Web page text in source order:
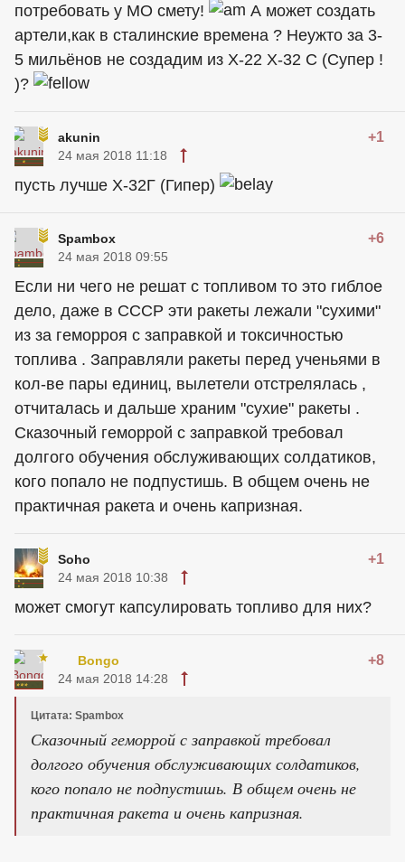
потребовать у МО смету!
А может создать
артели,как в сталинские времена ? Неужто за 3-
5 мильёнов не создадим из Х-22 Х-32 С (Супер !
)?
akunin +1
24 мая 2018 11:18
пусть лучше Х-32Г (Гипер)
Spambox +6
24 мая 2018 09:55
Если ни чего не решат с топливом то это гиблое
дело, даже в СССР эти ракеты лежали "сухими"
из за геморроя с заправкой и токсичностью
топлива . Заправляли ракеты перед ученьями в
кол-ве пары единиц, вылетели отстрелялась ,
отчиталась и дальше храним "сухие" ракеты .
Сказочный геморрой с заправкой требовал
долгого обучения обслуживающих солдатиков,
кого попало не подпустишь. В общем очень не
практичная ракета и очень капризная.
Soho +1
24 мая 2018 10:38
может смогут капсулировать топливо для них?
Bongo +8
24 мая 2018 14:28
Цитата: Spambox
Сказочный геморрой с заправкой требовал
долгого обучения обслуживающих солдатиков,
кого попало не подпустишь. В общем очень не
практичная ракета и очень капризная.